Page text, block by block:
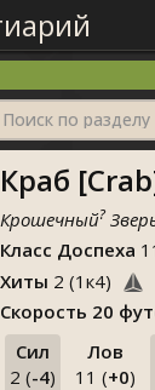
Поиск по разделу
Краб
Крошечный?
Класс Доспеха
Хиты 2 (1 к4)
Скорость 20
Сил
2 (-4)
Лов
11 (+0)